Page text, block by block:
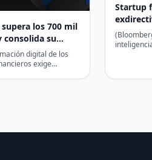
los 700 mil
consolida su
infraestructura
digital en
digital de los
exige
Startup
apuesta